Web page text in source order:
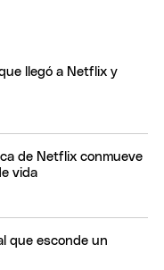
llegó a Netflix y
de Netflix conmueve
vida
que esconde un